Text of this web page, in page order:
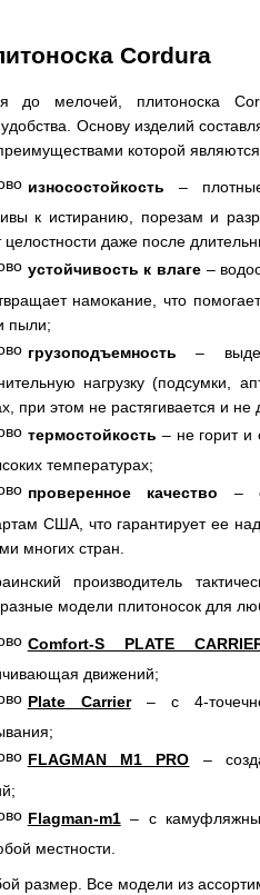
Cordura
до мелочей, плитоноска
Основу изделий
которой
износостойкость –
к истиранию, порезам и
целостности даже после
устойчивость к влаге –
намокание, что
пыли;
грузоподъемность –
нагрузку (подсумки,
при этом не растягивается и
термостойкость – не горит и
температурах;
проверенное качество –
США, что гарантирует ее
многих стран.
производитель
модели плитоносок для
Comfort-S PLATE
движений;
Plate Carrier– с 4-
FLAGMAN M1 PRO –
Flagman-m1– с
местности.
размер. Все модели из